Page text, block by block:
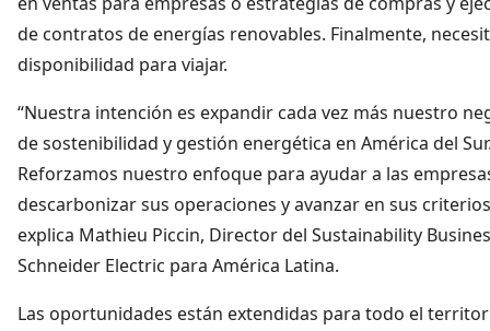
de contratos de energías renovables. Finalmente,
disponibilidad para viajar.
“Nuestra intención es expandir cada vez más nuestro
de sostenibilidad y gestión energética en América del
Reforzamos nuestro enfoque para ayudar a las
descarbonizar sus operaciones y avanzar en sus criterios
explica Mathieu Piccin, Director del Sustainability
Schneider Electric para América Latina.
Las oportunidades están extendidas para todo el